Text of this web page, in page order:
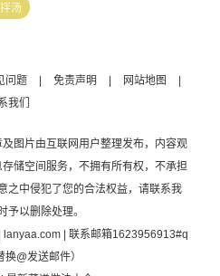
汤
问题 | 免责声明 | 网站地图
|
我们
图片由互联网用户整理发布，内容观
储空间服务，不拥有所有权，不承担
之中侵犯了您的合法权益，请联系我
予以删除处理。
| lanyaa.com | 联系邮箱1623956913#q
@发送邮件）